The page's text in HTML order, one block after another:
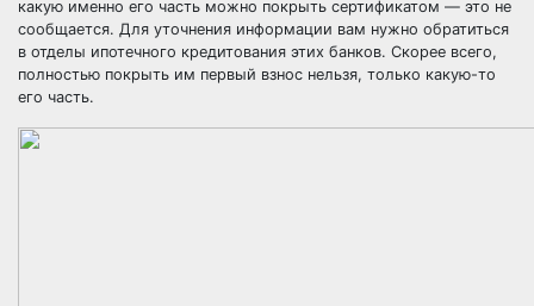
какую именно его часть можно покрыть сертификатом — это не
сообщается. Для уточнения информации вам нужно обратиться
в отделы ипотечного кредитования этих банков. Скорее всего,
полностью покрыть им первый взнос нельзя, только какую-то
его часть.